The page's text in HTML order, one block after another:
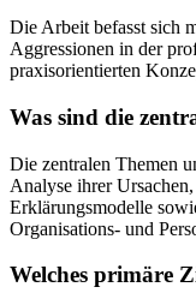
Die Arbeit befasst sich
Aggressionen in der
praxisorientierten
Was sind die
Die zentralen Themen
Analyse ihrer
Erklärungsmodelle
Organisations- und
Welches primäre